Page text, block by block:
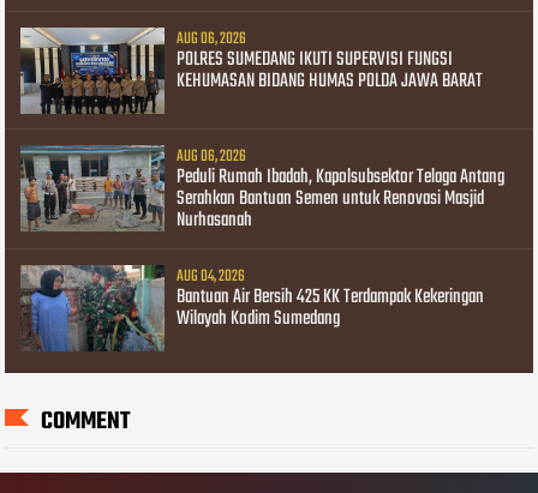
AUG 06, 2026
POLRES SUMEDANG IKUTI SUPERVISI FUNGSI
KEHUMASAN BIDANG HUMAS POLDA JAWA BARAT
AUG 06, 2026
Peduli Rumah Ibadah, Kapolsubsektor Telaga Antang
Serahkan Bantuan Semen untuk Renovasi Masjid
Nurhasanah
AUG 04, 2026
Bantuan Air Bersih 425 KK Terdampak Kekeringan
Wilayah Kodim Sumedang
COMMENT